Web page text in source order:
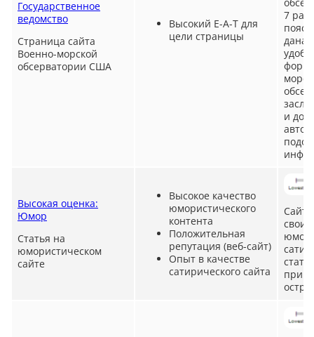
Государственное
ведомство
Страница сайта
Военно-морской
обсерватории США
Высокий E-A-T для
цели страницы
7
дана
и
Высокая оценка:
Юмор
Статья на
юмористическом
сайте
Высокое качество
юмористического
контента
Положительная
репутация (веб-сайт)
Опыт в качестве
сатирического сайта
Сайт